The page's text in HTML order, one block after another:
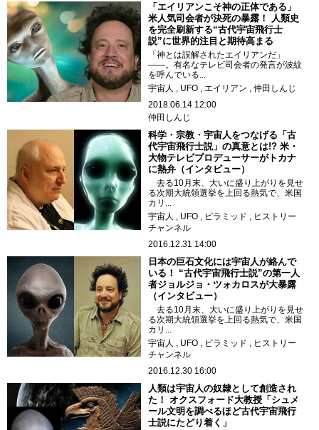
「エイリアンこそ神の正体である」
米人気司会者が決死の暴露！ 人類史
を完全刷新する“古代宇宙飛行士
説”に世界的注目と期待高まる
「神とは誤解されたエイリアンだ」
――。有名なテレビ司会者の発言が波紋
を呼んでいる...
宇宙人
UFO エイリアン
仲田しんじ
2018.06.14 12:00
仲田しんじ
科学・宗教・宇宙人をつなげる「古
代宇宙飛行士説」の真意とは!? 米・
大物テレビプロデューサーがトカナ
に熱弁（インタビュー）
去る10月末、大いに盛り上がりを見せ
る次期大統領選挙を上回る熱気で、米国
カリ...
宇宙人
UFO ピラミッド
ヒストリー
チャンネル
2016.12.31 14:00
日本の巨石文化には宇宙人が絡んで
いる！ “古代宇宙飛行士説”の第一人
者ジョルジョ・ツォカロスが大暴露
（インタビュー）
去る10月末、大いに盛り上がりを見せ
る次期大統領選挙を上回る熱気で、米国
カリ...
宇宙人
UFO ピラミッド
ヒストリー
チャンネル
2016.12.30 16:00
人類は宇宙人の奴隷として創造され
た！ オクスフォード大教授「シュメ
ール文明を調べるほど古代宇宙飛行
士説にたどり着く」